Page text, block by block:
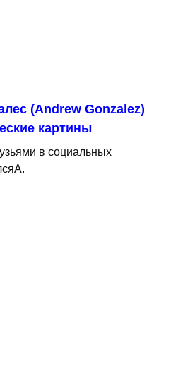
(Andrew Gonzalez)
картины
в социальных